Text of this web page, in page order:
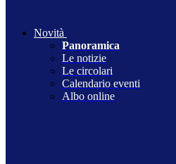
Novità
Panoramica
Le notizie
Le circolari
Calendario eventi
Albo online